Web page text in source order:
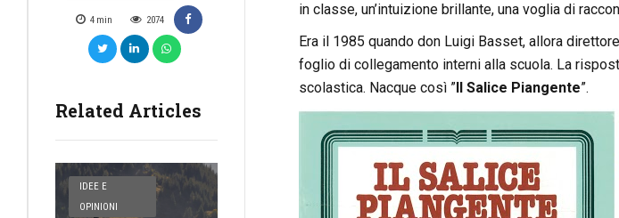
4 min 2074
Related Articles
IDEE E
OPINIONI
in classe, un’intuizione brillante, una voglia di
Era il 1985 quando don Luigi Basset, allora
foglio di collegamento interni alla scuola. La
scolastica. Nacque così ”Il Salice Piangente”.